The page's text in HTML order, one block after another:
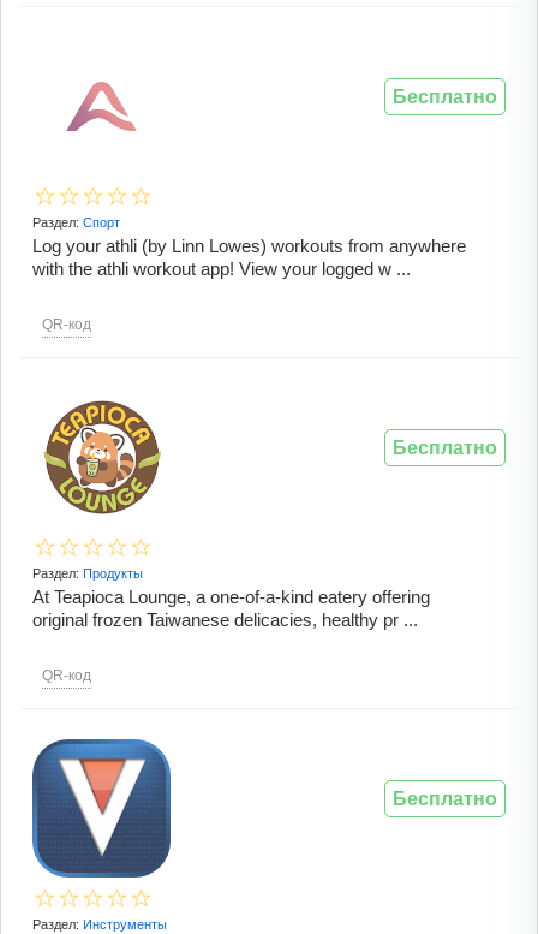
Раздел: Спорт
Log your athli (by Linn Lowes) workouts from anywhere
with the athli workout app! View your logged w ...
QR-код
Бесплатно
Раздел: Продукты
At Teapioca Lounge, a one-of-a-kind eatery offering
original frozen Taiwanese delicacies, healthy pr ...
QR-код
Бесплатно
Раздел: Инструменты
Бесплатно